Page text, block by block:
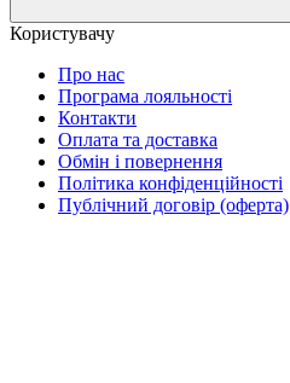
Користувачу
Про нас
Програма лояльності
Контакти
Оплата та доставка
Обмін і повернення
Політика конфіденційності
Публічний договір (оферта)